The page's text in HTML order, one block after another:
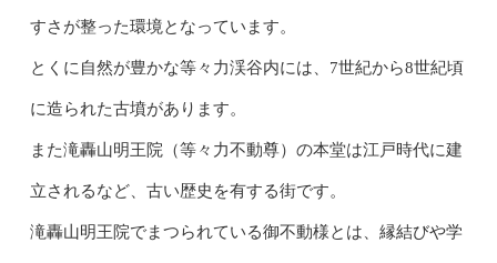
すさが整った環境となっています。
とくに自然が豊かな等々力渓谷内には、7世紀から8世紀頃
に造られた古墳があります。
また滝轟山明王院（等々力不動尊）の本堂は江戸時代に建
立されるなど、古い歴史を有する街です。
滝轟山明王院でまつられている御不動様とは、縁結びや学